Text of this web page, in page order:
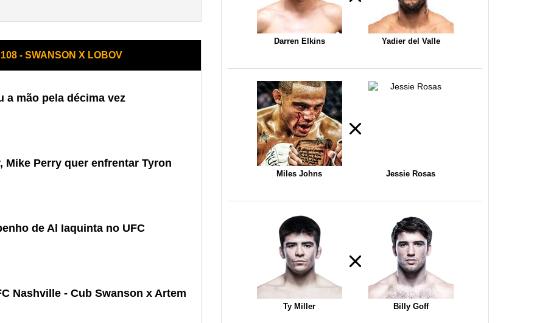
- SWANSON X LOBOV
a mão pela décima vez
Mike Perry quer enfrentar Tyron
de Al Iaquinta no UFC
Nashville - Cub Swanson x Artem
Darren Elkins Yadier del Valle
Miles Johns Jessie Rosas
Ty Miller Billy Goff